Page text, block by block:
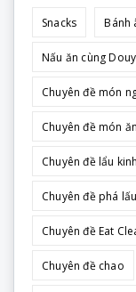
Snacks Bánh
Nấu ăn cùng
Chuyên đề món
Chuyên đề món
Chuyên đề lẩu
Chuyên đề phá lấu
Chuyên đề Eat
Chuyên đề chao